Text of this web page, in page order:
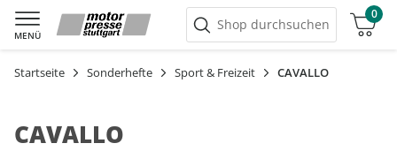
MENÜ
Shop durchsuchen
0
Warenkorb
Startseite Sonderhefte Sport & Freizeit CAVALLO
CAVALLO